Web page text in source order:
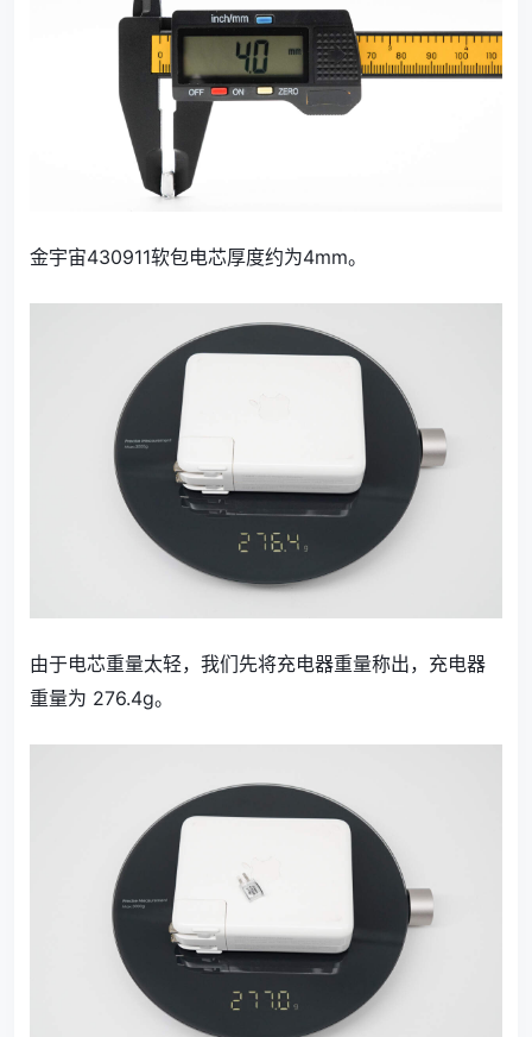
金宇宙430911软包电芯厚度约为4mm。
由于电芯重量太轻，我们先将充电器重量称出，充电器
重量为 276.4g。